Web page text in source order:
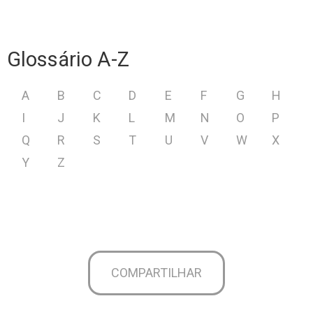
Glossário A-Z
A B C D E F G
H
I
J K L M N O
P
Q
R S T U V W
X
Y
Z
COMPARTILHAR